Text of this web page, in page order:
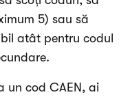
5) sau să
atât pentru codul
un cod CAEN, ai